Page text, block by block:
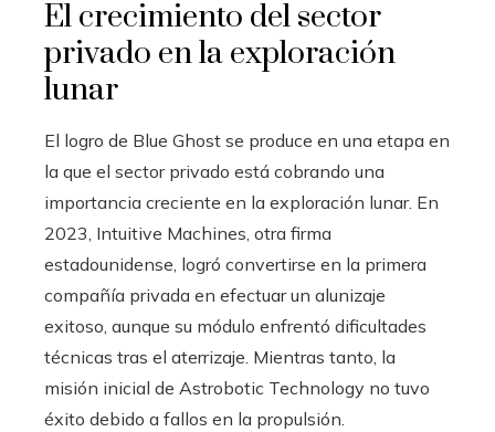
El crecimiento del sector
privado en la exploración
lunar
El logro de Blue Ghost se produce en una etapa en
la que el sector privado está cobrando una
importancia creciente en la exploración lunar. En
2023, Intuitive Machines, otra firma
estadounidense, logró convertirse en la primera
compañía privada en efectuar un alunizaje
exitoso, aunque su módulo enfrentó dificultades
técnicas tras el aterrizaje. Mientras tanto, la
misión inicial de Astrobotic Technology no tuvo
éxito debido a fallos en la propulsión.